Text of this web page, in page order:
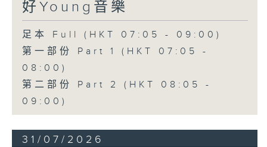
好Young音樂
足本 Full (HKT 07:05 - 09:00)
第一部份 Part 1 (HKT 07:05 -
08:00)
第二部份 Part 2 (HKT 08:05 -
09:00)
31/07/2026